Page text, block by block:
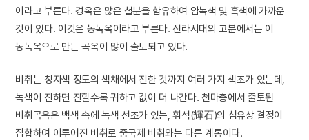
이라고 부른다. 경옥은 많은 철분을 함유하여 암녹색 및 흑색에 가까운
것이 있다. 이것은 농녹옥이라고 부른다. 신라시대의 고분에서는 이
농녹옥으로 만든 곡옥이 많이 출토되고 있다.
비취는 청자색 정도의 색채에서 진한 것까지 여러 가지 색조가 있는데,
녹색이 진하면 진할수록 귀하고 값이 더 나간다. 천마총에서 출토된
비취곡옥은 백색 속에 녹색 선조가 있는, 휘석(輝石)의 섬유상 결정이
집합하여 이루어진 비취로 중국제 비취와는 다른 계통이다.